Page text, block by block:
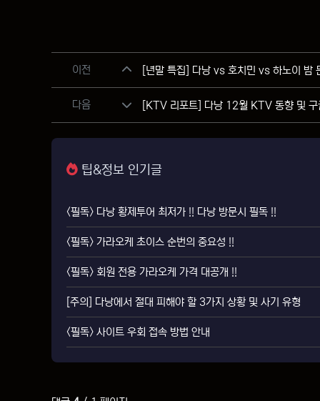
관련자료
이전 [년말 특집] 다낭 vs 호치민 vs 하노이 밤
다음 [KTV 리포트] 다낭 12월 KTV 동향 및
팁&정보 인기글
<필독> 다낭 황제투어 최저가 !! 다낭 방문시 필독 !!
<필독> 가라오케 초이스 순번의 중요성 !!
<필독> 회원 전용 가라오케 가격 대공개 !!
[주의] 다낭에서 절대 피해야 할 3가지 상황 및 사기 유형
<필독> 사이트 우회 접속 방법 안내